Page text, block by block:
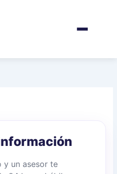
y un asesor te